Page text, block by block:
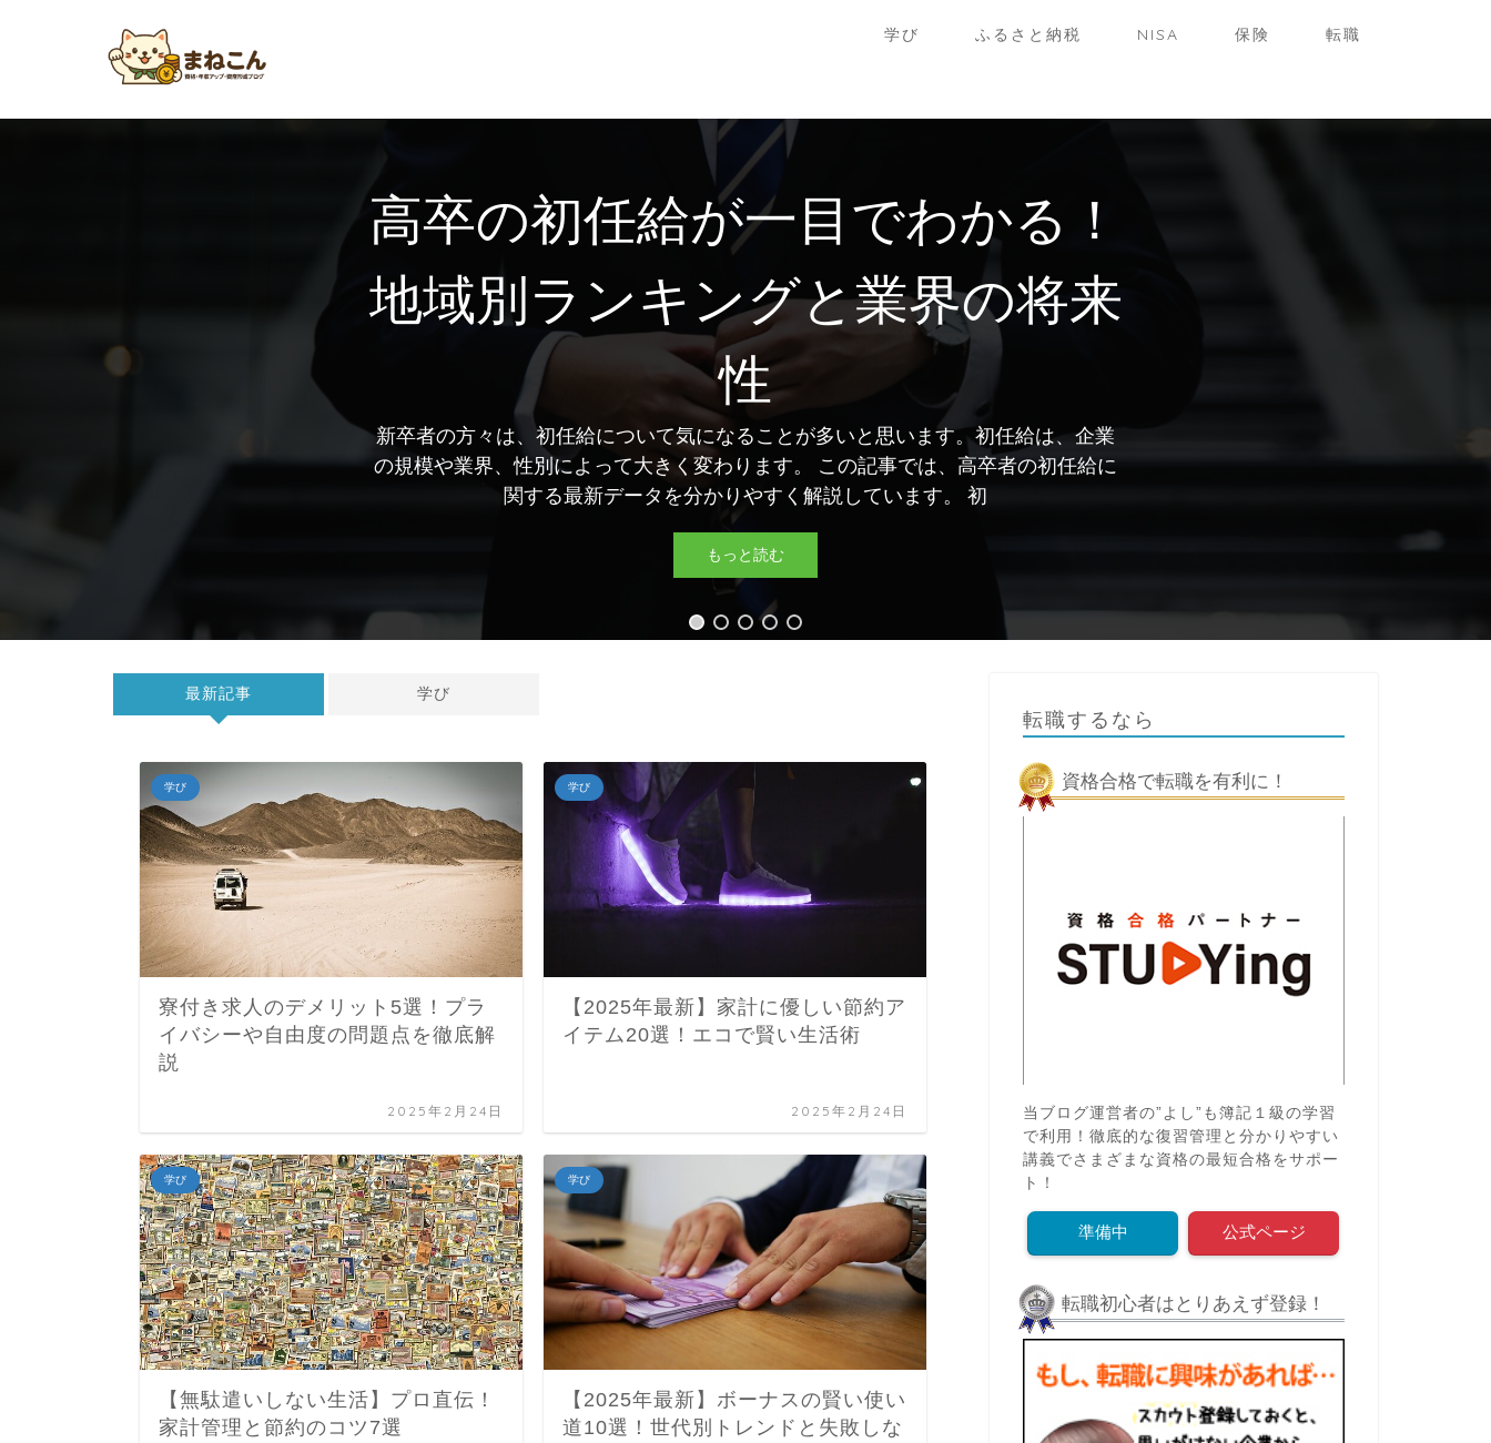
学び ふるさと納税 NISA 保険 転職
高卒の初任給が一目でわかる！
地域別ランキングと業界の将来
性
新卒者の方々は、初任給について気になることが多いと思います。初任給は、企業
の規模や業界、性別によって大きく変わります。 この記事では、高卒者の初任給に
関する最新データを分かりやすく解説しています。 初
もっと読む
最新記事 学び
学び
寮付き求人のデメリット5選！プラ
イバシーや自由度の問題点を徹底解
説
2025年2月24日
学び
【2025年最新】家計に優しい節約ア
イテム20選！エコで賢い生活術
2025年2月24日
学び
【無駄遣いしない生活】プロ直伝！
家計管理と節約のコツ7選
学び
【2025年最新】ボーナスの賢い使い
道10選！世代別トレンドと失敗しな
学び
2025年2月24日
学び
【無駄遣いしない生活】プロ直伝！
家計管理と節約のコツ7選
転職するなら
資格合格で転職を有利に！
当ブログ運営者の”よし”も簿記１級の学習
で利用！徹底的な復習管理と分かりやすい
講義でさまざまな資格の最短合格をサポー
ト！
準備中 公式ページ
転職初心者はとりあえず登録！